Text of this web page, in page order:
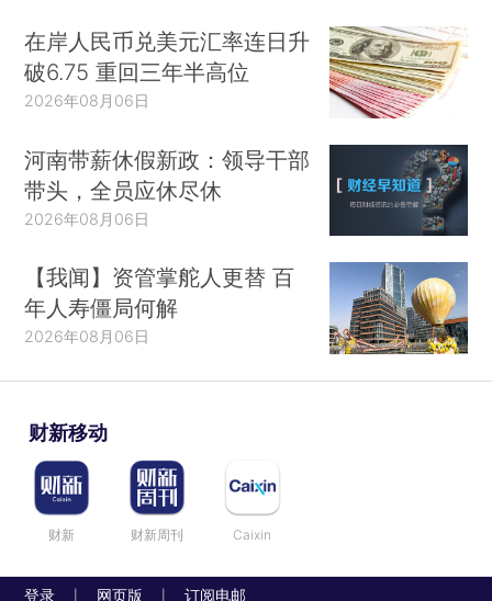
在岸人民币兑美元汇率连日升
破6.75 重回三年半高位
2026年08月06日
河南带薪休假新政：领导干部
带头，全员应休尽休
2026年08月06日
【我闻】资管掌舵人更替 百
年人寿僵局何解
2026年08月06日
财新移动
财新 财新周刊 Caixin
登录 网页版 订阅电邮